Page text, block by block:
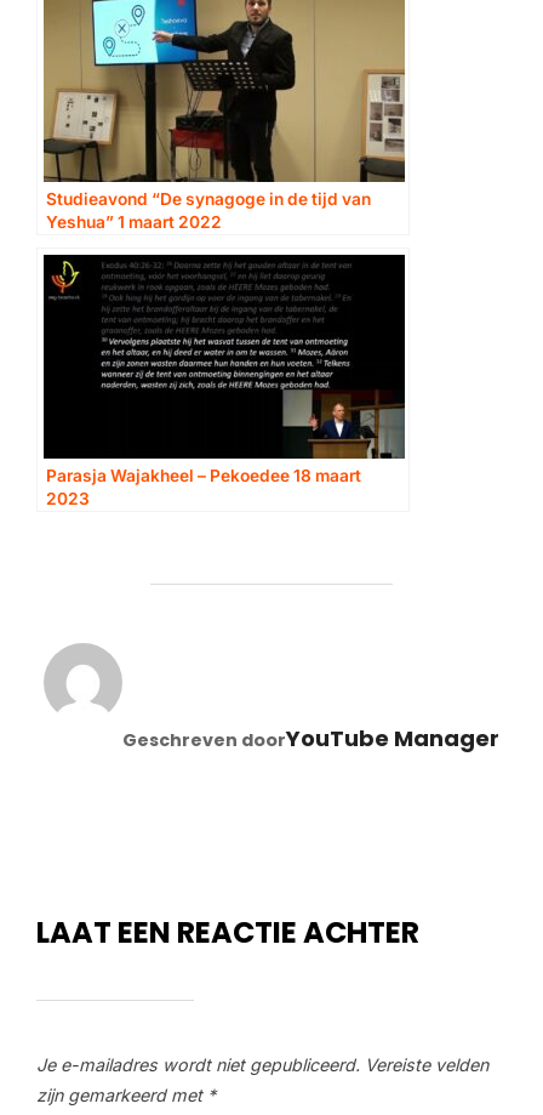
Studieavond “De synagoge in de tijd van
Yeshua” 1 maart 2022
Parasja Wajakheel – Pekoedee 18 maart
2023
Geschreven doorYouTube Manager
LAAT EEN REACTIE ACHTER
Je e-mailadres wordt niet gepubliceerd. Vereiste velden
zijn gemarkeerd met *